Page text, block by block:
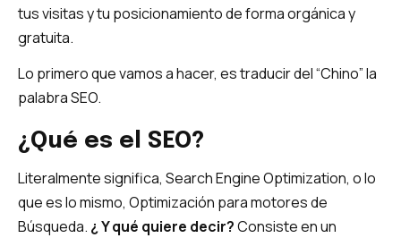
tus visitas y tu posicionamiento de forma orgánica y
gratuita.
Lo primero que vamos a hacer, es traducir del “Chino” la
palabra SEO.
¿Qué es el SEO?
Literalmente significa, Search Engine Optimization, o lo
que es lo mismo, Optimización para motores de
Búsqueda. ¿ Y qué quiere decir?Consiste en un